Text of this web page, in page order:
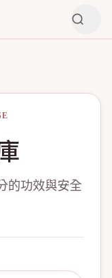
的功效與安全